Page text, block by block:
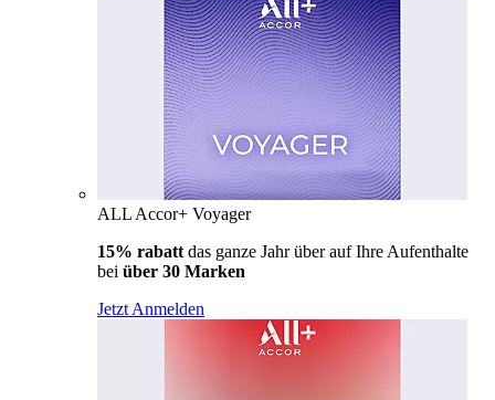
ALL Accor+ Voyager
15% rabatt das ganze Jahr über auf Ihre Aufenthalte
bei über 30 Marken
Jetzt Anmelden